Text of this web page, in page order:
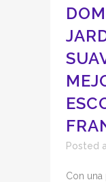
Posted
Con una